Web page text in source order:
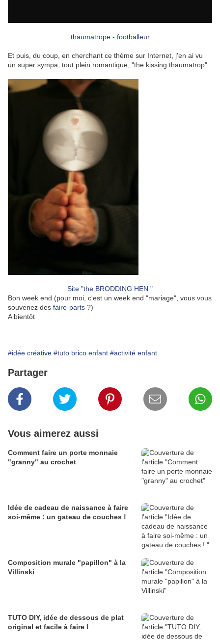
thaumatrope - footballeur
Et puis, du coup, en cherchant ce thème sur Internet, j'en ai vu
un super sympa, tout plein romantique, "the kissing thaumatrop" :
Site "the BRODDING HEN "
Bon week end (pour moi, c'est un week end "mariage", vous vous
souvenez des faire-parts ?)
A bientôt
#idée créative #tuto brico enfant #activité enfant
Partager
Vous aimerez aussi
Comment faire un porte monnaie
"granny" au crochet
Idée de cadeau de naissance à faire
soi-même : un gateau de couches !
Composition murale "papillon" à la
Villinski
TUTO DIY, idée de dessous de plat
original et facile à faire !